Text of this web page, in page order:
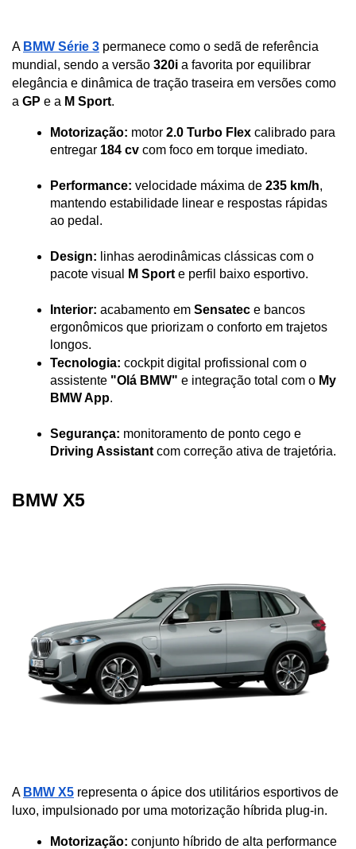
A BMW Série 3 permanece como o sedã de referência
mundial, sendo a versão 320i a favorita por equilibrar
elegância e dinâmica de tração traseira em versões como
a GP e a M Sport.
Motorização: motor 2.0 Turbo Flex calibrado para
entregar 184 cv com foco em torque imediato.
Performance: velocidade máxima de 235 km/h,
mantendo estabilidade linear e respostas rápidas
ao pedal.
Design: linhas aerodinâmicas clássicas com o
pacote visual
M Sport e perfil baixo esportivo.
Interior: acabamento em Sensatec e bancos
ergonômicos que priorizam o conforto em trajetos
longos.
Tecnologia: cockpit digital profissional com o
assistente "Olá BMW" e integração total com o My
BMW App.
Segurança:
Driving Assistant com correção ativa de trajetória.
BMW X5
A BMW X5 representa o ápice dos utilitários esportivos de
luxo, impulsionado por uma motorização híbrida plug-in.
Motorização: conjunto híbrido de alta performance